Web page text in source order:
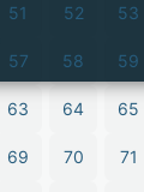
51 52 53
57 58 59
63 64 65
69 70 71